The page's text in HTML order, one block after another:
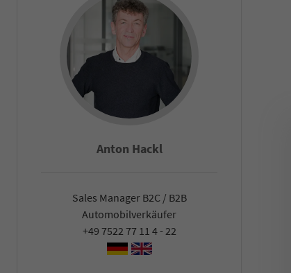
Anton Hackl
Sales Manager B2C / B2B
Automobilverkäufer
+49 7522 77 11 4 - 22